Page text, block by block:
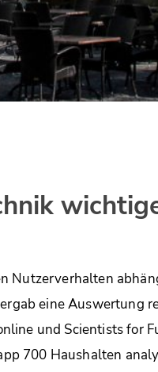
Nutzerverhalten
eine Auswertung
und Scientists for
700 Haushalten